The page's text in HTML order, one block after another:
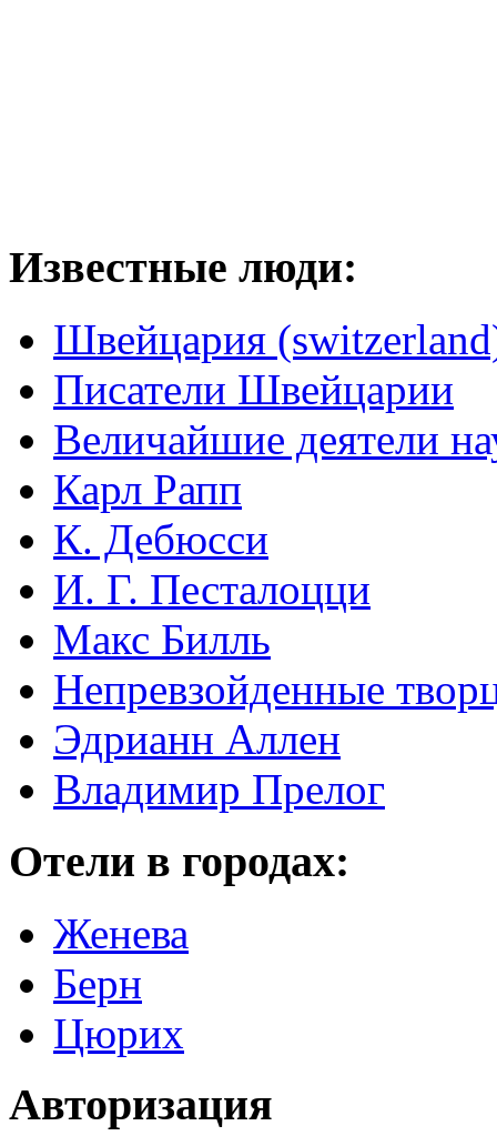
Известные люди:
Швейцария
Писатели Швейцарии
Величайшие деятели
Карл Рапп
К. Дебюсси
И. Г. Песталоцци
Макс Билль
Непревзойденные
Эдрианн Аллен
Владимир Прелог
Отели в городах:
Женева
Берн
Цюрих
Авторизация